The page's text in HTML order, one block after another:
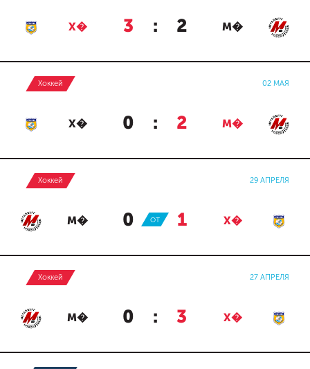
Х� 3 : 2 М�
Хоккей 02 МАЯ
Х� 0 : 2 М�
Хоккей 29 АПРЕЛЯ
М� 0 : 1 Х�
ОТ
Хоккей 27 АПРЕЛЯ
М� 0 : 3 Х�